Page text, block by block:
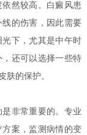
然较高。白癜风患
的伤害，因此需要
下，尤其是中午时
还可以选择一些特
肤的保护。
非常重要的。专业
案，监测病情的变